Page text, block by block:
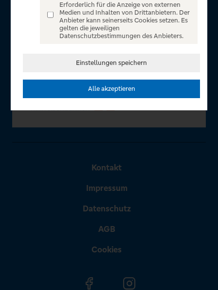
unserem einzigartigen Portal finden Sie Tickets für
atemberaubende Konzerte, Musicals und Shows, die
Fußball-Bundesliga sowie die Champions League und die
In Zusammenarbeit mit
Kontakt
Impressum
Datenschutz
AGB
Cookies
Erforderlich für die Anzeige von externen
Medien und Inhalten von Drittanbietern. Der
Anbieter kann seinerseits Cookies setzen. Es
gelten die jeweiligen
Datenschutzbestimmungen des Anbieters.
Einstellungen speichern
Alle akzeptieren